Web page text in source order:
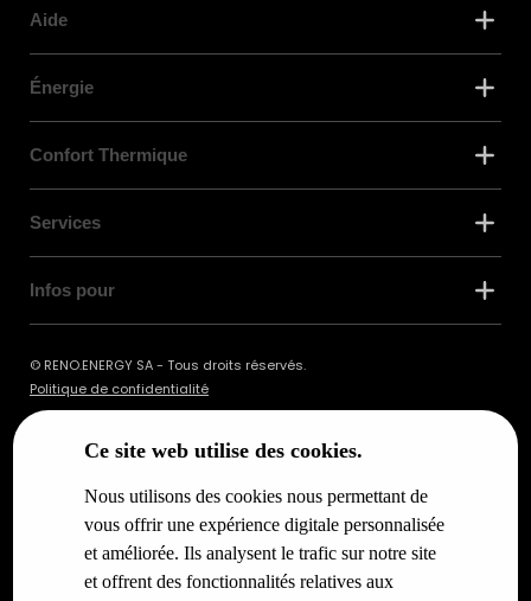
Ce site web utilise des cookies.
Nous utilisons des cookies nous permettant de
vous offrir une expérience digitale personnalisée
et améliorée. Ils analysent le trafic sur notre site
et offrent des fonctionnalités relatives aux
Aide
Énergie
Confort Thermique
Services
Infos pour
© RENO.ENERGY SA - Tous droits réservés.
Politique de confidentialité